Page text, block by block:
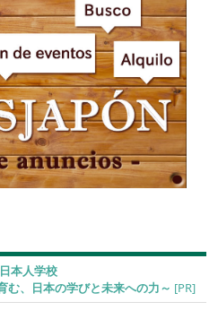
本人学校
む、日本の学びと未来への力～ [PR]